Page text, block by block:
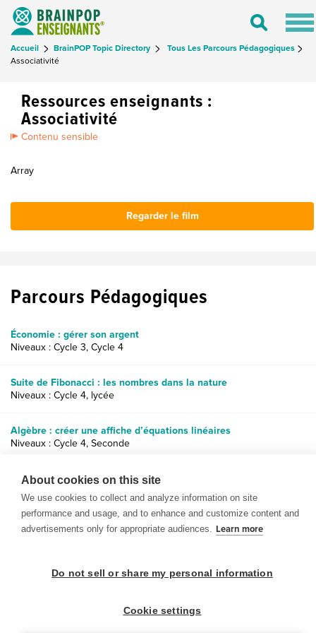
Toggle
Accueil BrainPOP Topic Directory
Tous Les Parcours Pédagogiques
Associativité
Ressources enseignants :
Associativité
Contenu sensible
Array
Regarder le film
Parcours Pédagogiques
Économie : gérer son argent
Niveaux : Cycle 3, Cycle 4
Suite de Fibonacci : les nombres dans la nature
Niveaux : Cycle 4, lycée
Algèbre : créer une affiche d’équations linéaires
Niveaux : Cycle 4, Seconde
Concepts d’algèbre et inégalités : taille contre envergure
Niveaux : Cycle 4, Seconde
About cookies on this site
We use cookies to collect and analyze information on site
performance and usage, and to enhance and customize content and
advertisements only for appropriate audiences. Learn more
Do not sell or share my personal information
Cookie settings